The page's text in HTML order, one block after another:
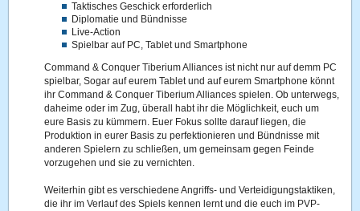
Taktisches Geschick erforderlich
Diplomatie und Bündnisse
Live-Action
Spielbar auf PC, Tablet und Smartphone
Command & Conquer Tiberium Alliances ist nicht nur auf demm PC
spielbar, Sogar auf eurem Tablet und auf eurem Smartphone könnt
ihr Command & Conquer Tiberium Alliances spielen. Ob unterwegs,
daheime oder im Zug, überall habt ihr die Möglichkeit, euch um
eure Basis zu kümmern. Euer Fokus sollte darauf liegen, die
Produktion in eurer Basis zu perfektionieren und Bündnisse mit
anderen Spielern zu schließen, um gemeinsam gegen Feinde
vorzugehen und sie zu vernichten.
Weiterhin gibt es verschiedene Angriffs- und Verteidigungstaktiken,
die ihr im Verlauf des Spiels kennen lernt und die euch im PVP-